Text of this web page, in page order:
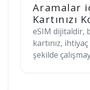
Aramalar
Kartınızı
eSIM dijitaldir,
kartınız,
şekilde